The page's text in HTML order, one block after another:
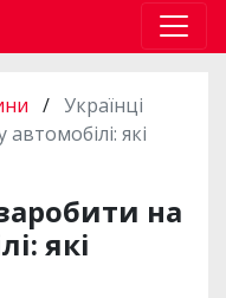
/ Українці
які
на
які